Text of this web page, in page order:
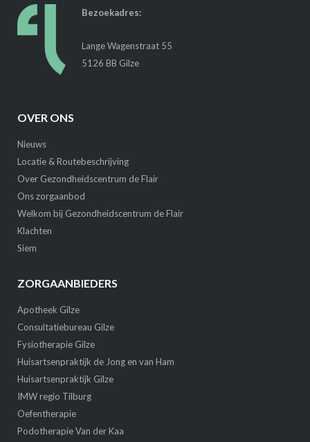
Bezoekadres:
Lange Wagenstraat 55
5126 BB Gilze
OVER ONS
Nieuws
Locatie & Routebeschrijving
Over Gezondheidscentrum de Flair
Ons zorgaanbod
Welkom bij Gezondheidscentrum de Flair
Klachten
Siem
ZORGAANBIEDERS
Apotheek Gilze
Consultatiebureau Gilze
Fysiotherapie Gilze
Huisartsenpraktijk de Jong en van Ham
Huisartsenpraktijk Gilze
IMW regio Tilburg
Oefentherapie
Podotherapie Van der Kaa